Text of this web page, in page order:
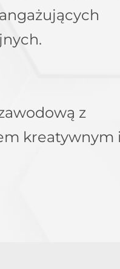
z
kreatywnym i